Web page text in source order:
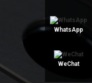
WhatsApp
WeChat